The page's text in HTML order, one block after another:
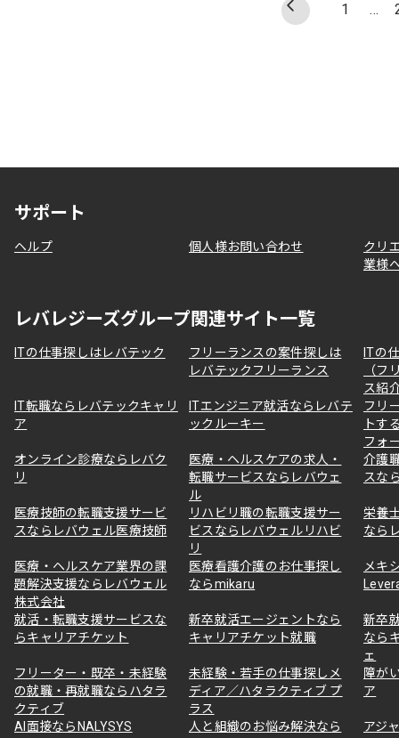
1 …
サポート
ヘルプ 個人様お問い合わせ
クリ
業様
レバレジーズグループ関連サイト一覧
ITの仕事探しはレバテック
フリーランスの案件探しは
レバテックフリーランス
ITの
（フ
ス紹
IT転職ならレバテックキャリ
ア
ITエンジニア就活ならレバテ
ックルーキー
フリ
トす
フォ
オンライン診療ならレバク
リ
医療・ヘルスケアの求人・
転職サービスならレバウェ
ル
介護
スな
医療技師の転職支援サービ
スならレバウェル医療技師
リハビリ職の転職支援サー
ビスならレバウェルリハビ
リ
栄養
なら
医療・ヘルスケア業界の課
題解決支援ならレバウェル
株式会社
医療看護介護のお仕事探し
ならmikaru
メキ
就活・転職支援サービスな
らキャリアチケット
新卒就活エージェントなら
キャリアチケット就職
新卒
なら
ェ
フリーター・既卒・未経験
の就職・再就職ならハタラ
クティブ
未経験・若手の仕事探しメ
ディア／ハタラクティブ プ
ラス
障が
ア
AI面接ならNALYSYS
人と組織のお悩み解決なら
アジ